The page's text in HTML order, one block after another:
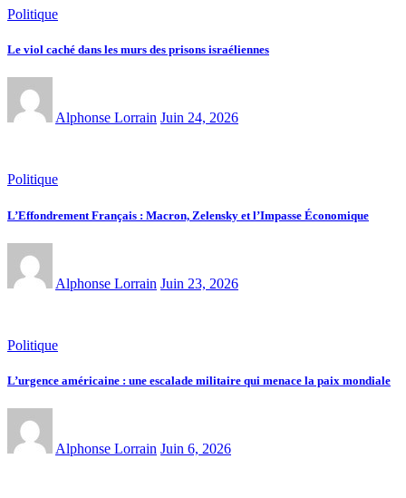
Politique
Le viol caché dans les murs des prisons israéliennes
Alphonse Lorrain Juin 24, 2026
Politique
L’Effondrement Français : Macron, Zelensky et l’Impasse Économique
Alphonse Lorrain Juin 23, 2026
Politique
L’urgence américaine : une escalade militaire qui menace la paix mondiale
Alphonse Lorrain Juin 6, 2026